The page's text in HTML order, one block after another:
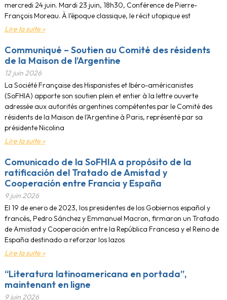
mercredi 24 juin. Mardi 23 juin, 18h30, Conférence de Pierre-
François Moreau. À l’époque classique, le récit utopique est
Lire la suite »
Communiqué – Soutien au Comité des résidents
de la Maison de l’Argentine
12 juin 2026
La Société Française des Hispanistes et Ibéro-américanistes
(SoFHIA) apporte son soutien plein et entier à la lettre ouverte
adressée aux autorités argentines compétentes par le Comité des
résidents de la Maison de l’Argentine à Paris, représenté par sa
présidente Nicolina
Lire la suite »
Comunicado de la SoFHIA a propósito de la
ratificación del Tratado de Amistad y
Cooperación entre Francia y España
9 juin 2026
El 19 de enero de 2023, los presidentes de los Gobiernos español y
francés, Pedro Sánchez y Emmanuel Macron, firmaron un Tratado
de Amistad y Cooperación entre la República Francesa y el Reino de
España destinado a reforzar los lazos
Lire la suite »
“Literatura latinoamericana en portada”,
maintenant en ligne
9 juin 2026